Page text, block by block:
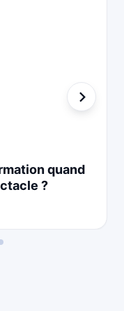
quand
?